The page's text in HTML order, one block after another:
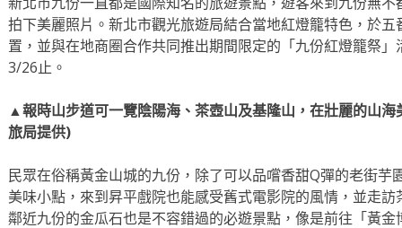
拍下美麗照片。新北市觀光旅遊局結合當地紅燈籠特色，於
置，並與在地商圈合作共同推出期間限定的「九份紅燈籠祭
3/26止。
▲報時山步道可一覽陰陽海、茶壺山及基隆山，在壯麗的山
旅局提供)
民眾在俗稱黃金山城的九份，除了可以品嚐香甜Q彈的老街芋
美味小點，來到昇平戲院也能感受舊式電影院的風情，並走
鄰近九份的金瓜石也是不容錯過的必遊景點，像是前往「黃